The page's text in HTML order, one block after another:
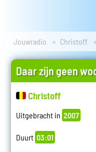
Jouwradio Christoff
Daar zijn geen
Christoff
Uitgebracht in 2007
Duurt 03:01